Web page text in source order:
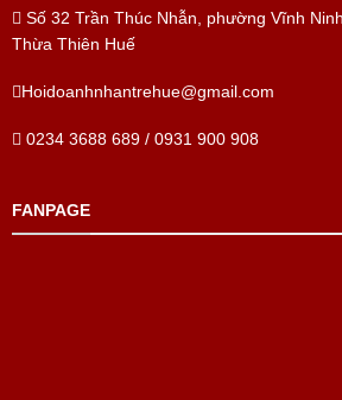
Số 32 Trần Thúc Nhẫn, phường Vĩnh
Thừa Thiên Huế
Hoidoanhnhantrehue@gmail.com
0234 3688 689 / 0931 900 908
FANPAGE